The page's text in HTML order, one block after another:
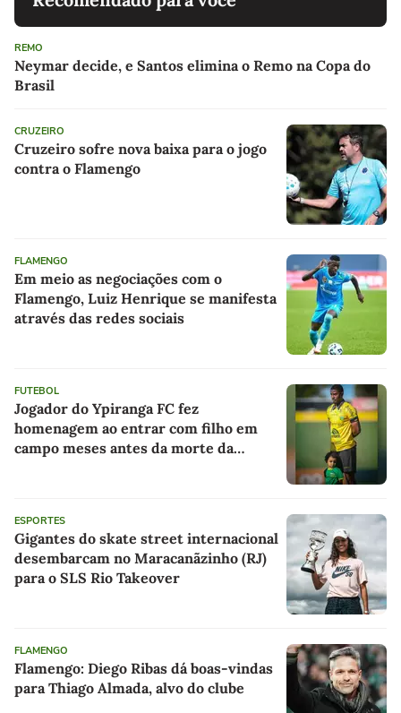
REMO
Neymar decide, e Santos elimina o Remo na Copa do
Brasil
CRUZEIRO
Cruzeiro sofre nova baixa para o jogo
contra o Flamengo
FLAMENGO
Em meio as negociações com o
Flamengo, Luiz Henrique se manifesta
através das redes sociais
FUTEBOL
Jogador do Ypiranga FC fez
homenagem ao entrar com filho em
campo meses antes da morte da
ESPORTES
Gigantes do skate street internacional
desembarcam no Maracanãzinho (RJ)
para o SLS Rio Takeover
FLAMENGO
Flamengo: Diego Ribas dá boas-vindas
para Thiago Almada, alvo do clube